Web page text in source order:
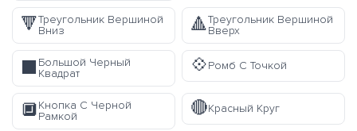
🔻Треугольник Вершиной
Вниз
🔺Треугольник Вершиной
Вверх
Большой Черный
Квадрат
💠Ромб С Точкой
🔲Кнопка С Черной
Рамкой
🔴Красный Круг